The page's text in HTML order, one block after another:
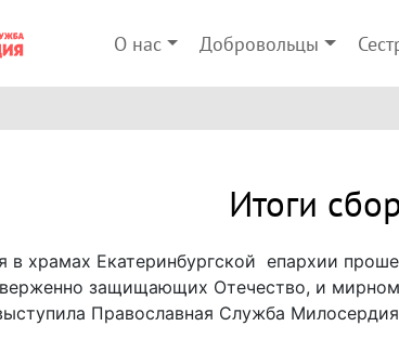
О нас Добровольцы
Итоги
в храмах Екатеринбургской епархии
защищающих Отечество, и
Православная Служба